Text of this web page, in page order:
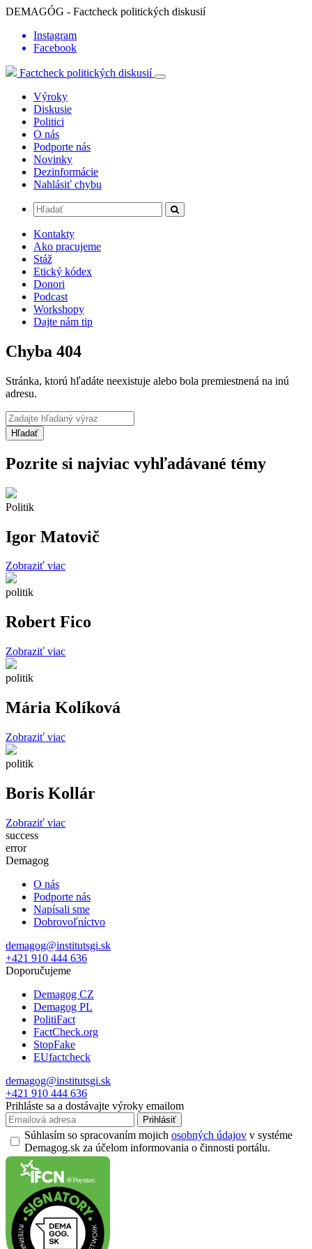
DEMAGÓG - Factcheck politických diskusií
Instagram
Facebook
Factcheck politických diskusií
Výroky
Diskusie
Politici
O nás
Podporte nás
Novinky
Dezinformácie
Nahlásiť chybu
Kontakty
Ako pracujeme
Stáž
Etický kódex
Donori
Podcast
Workshopy
Dajte nám tip
Chyba 404
Stránka, ktorú hľadáte neexistuje alebo bola premiestnená na inú
adresu.
Pozrite si najviac vyhľadávané témy
Politik
Igor Matovič
Zobraziť viac
politik
Robert Fico
Zobraziť viac
politik
Mária Kolíková
Zobraziť viac
politik
Boris Kollár
Zobraziť viac
success
error
Demagog
O nás
Podporte nás
Napísali sme
Dobrovoľníctvo
demagog@institutsgi.sk
+421 910 444 636
Doporučujeme
Demagog CZ
Demagog PL
PolitiFact
FactCheck.org
StopFake
EUfactcheck
demagog@institutsgi.sk
+421 910 444 636
Prihláste sa a dostávajte výroky emailom
Prihlásiť
Súhlasím so spracovaním mojich osobných údajov v systéme
Demagog.sk za účelom informovania o činnosti portálu.